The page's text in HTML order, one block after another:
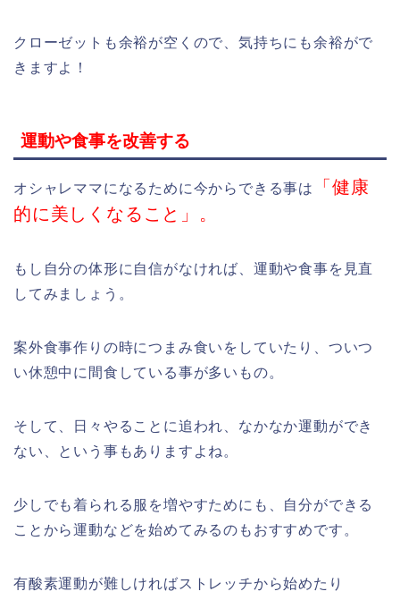
クローゼットも余裕が空くので、気持ちにも余裕がで
きますよ！
運動や食事を改善する
オシャレママになるために今からできる事は
「健康
的に美しくなること」。
もし自分の体形に自信がなければ、運動や食事を見直
してみましょう。
案外食事作りの時につまみ食いをしていたり、ついつ
い休憩中に間食している事が多いもの。
そして、日々やることに追われ、なかなか運動ができ
ない、という事もありますよね。
少しでも着られる服を増やすためにも、自分ができる
ことから運動などを始めてみるのもおすすめです。
有酸素運動が難しければストレッチから始めたり